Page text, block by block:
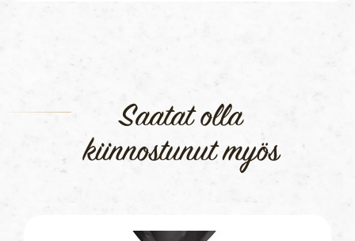
Saatat olla
kiinnostunut myös